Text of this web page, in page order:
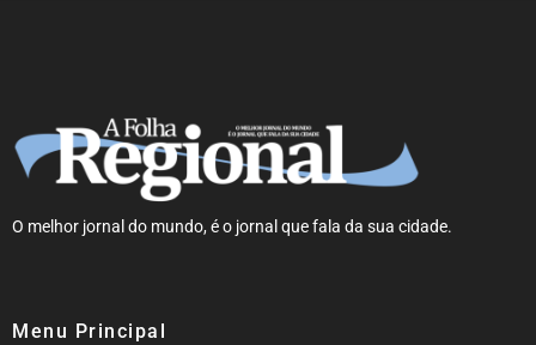
O melhor jornal do mundo, é o jornal que fala da sua cidade.
Menu Principal